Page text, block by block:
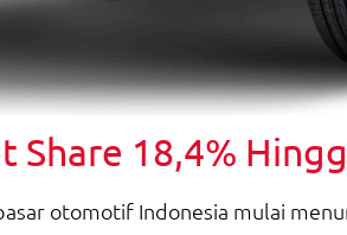
Share 18,4%
otomotif Indonesia mulai